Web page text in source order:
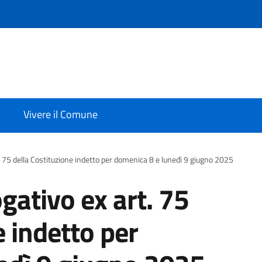
Vivere il Comune
della Costituzione indetto per domenica 8 e lunedì 9 giugno 2025
ex art. 75
indetto per